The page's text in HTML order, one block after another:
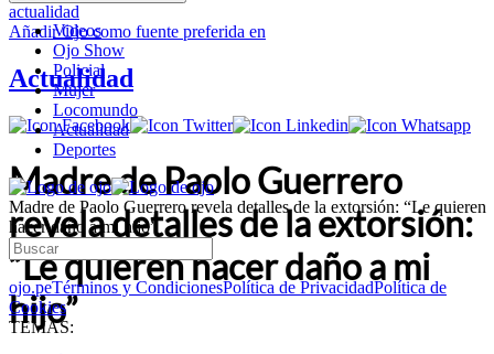
Videos
Ojo Show
Policial
Mujer
Locomundo
Actualidad
Deportes
Madre de Paolo Guerrero revela detalles de la extorsión: “Le quieren
hacer daño a mi hijo”
ojo.peTérminos y CondicionesPolítica de PrivacidadPolítica de
Cookies
TEMAS:
actualidad
AñadirOjocomo fuente preferida en
Actualidad
Madre de Paolo Guerrero
revela detalles de la extorsión:
“Le quieren hacer daño a mi
hijo”